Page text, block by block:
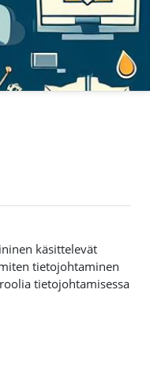
käsittelevät
tietojohtaminen
tietojohtamisessa